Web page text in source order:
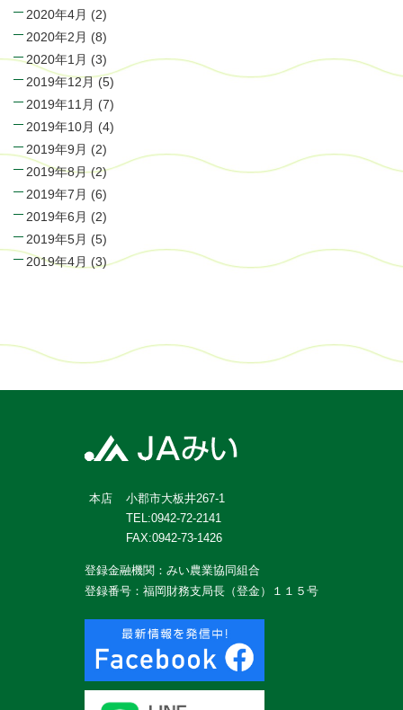
2020年4月 (2)
2020年2月 (8)
2020年1月 (3)
2019年12月(5)
2019年11月 (7)
2019年10月 (4)
2019年9月 (2)
2019年8月(2)
2019年7月 (6)
2019年6月 (2)
2019年5月 (5)
2019年4月 (3)
本店
小郡市大板井267-1
TEL:0942-72-2141
FAX:0942-73-1426
登録金融機関：みい農業協同組合
登録番号：福岡財務支局長（登金）１１５号